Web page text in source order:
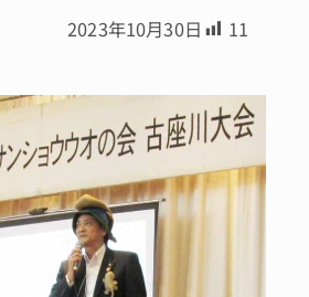
2023年10月30日 11